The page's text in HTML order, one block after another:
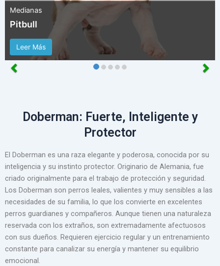
Medianas
Pitbull
Leer Más
Doberman: Fuerte, Inteligente y
Protector
El Doberman es una raza elegante y poderosa, conocida por su
inteligencia y su instinto protector. Originario de Alemania, fue
criado originalmente para el trabajo de protección y seguridad.
Los Doberman son perros leales, valientes y muy sensibles a las
necesidades de su familia, lo que los convierte en excelentes
perros guardianes y compañeros. Aunque tienen una naturaleza
reservada con los extraños, son extremadamente afectuosos
con sus dueños. Requieren ejercicio regular y un entrenamiento
constante para canalizar su energía y mantener su equilibrio
emocional.